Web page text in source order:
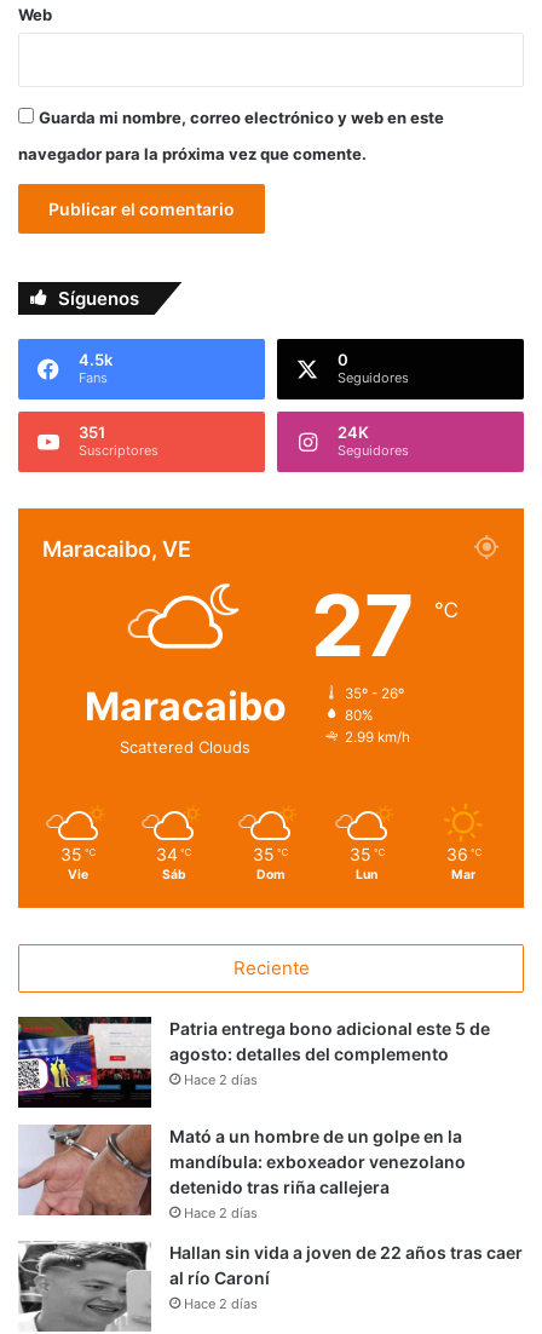
Web
Guarda mi nombre, correo electrónico y web en este
navegador para la próxima vez que comente.
Síguenos
4.5k
Fans
0
Seguidores
351
Suscriptores
24K
Seguidores
Maracaibo, VE
Maracaibo
Scattered Clouds
27 ℃
35º - 26º
80%
2.99 km/h
35 ℃
Vie
34 ℃
Sáb
35 ℃
Dom
35 ℃
Lun
36 ℃
Mar
Reciente
Patria entrega bono adicional este 5 de
agosto: detalles del complemento
Hace 2 días
Mató a un hombre de un golpe en la
mandíbula: exboxeador venezolano
detenido tras riña callejera
Hace 2 días
Hallan sin vida a joven de 22 años tras caer
al río Caroní
Hace 2 días